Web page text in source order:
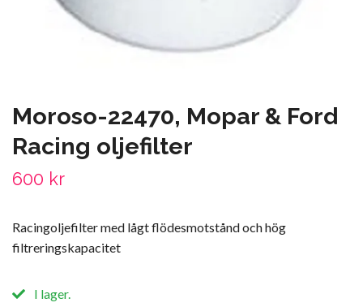
Moroso-22470, Mopar & Ford
Racing oljefilter
600 kr
Racingoljefilter med lågt flödesmotstånd och hög
filtreringskapacitet
I lager.